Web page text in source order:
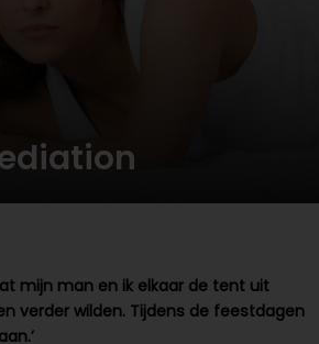
mijn man en ik elkaar de tent uit
verder wilden. Tijdens de feestdagen